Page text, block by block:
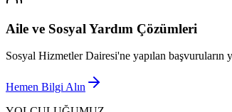
Aile ve Sosyal Yardım Çözümleri
Sosyal Hizmetler Dairesi'ne yapılan başvuruların
Hemen Bilgi Alın